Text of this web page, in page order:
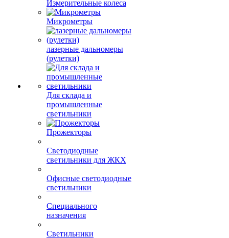
Измерительные колеса
Микрометры
лазерные дальномеры
(рулетки)
Для склада и
промышленные
светильники
Прожекторы
Светодиодные
светильники для ЖКХ
Офисные светодиодные
светильники